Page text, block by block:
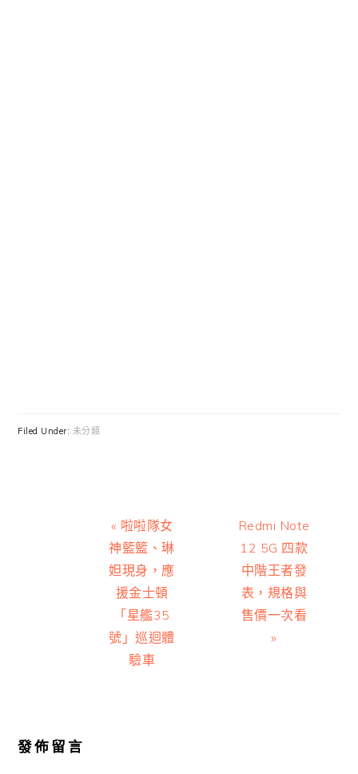
Filed Under: 未分類
Previous
Post:
« 啦啦隊女
神籃籃、琳
妲現身，應
援金士頓
「星艦35
號」巡迴體
驗車
Next
Post:
Redmi Note
12 5G 四款
中階王者發
表，規格與
售價一次看
»
發佈留言